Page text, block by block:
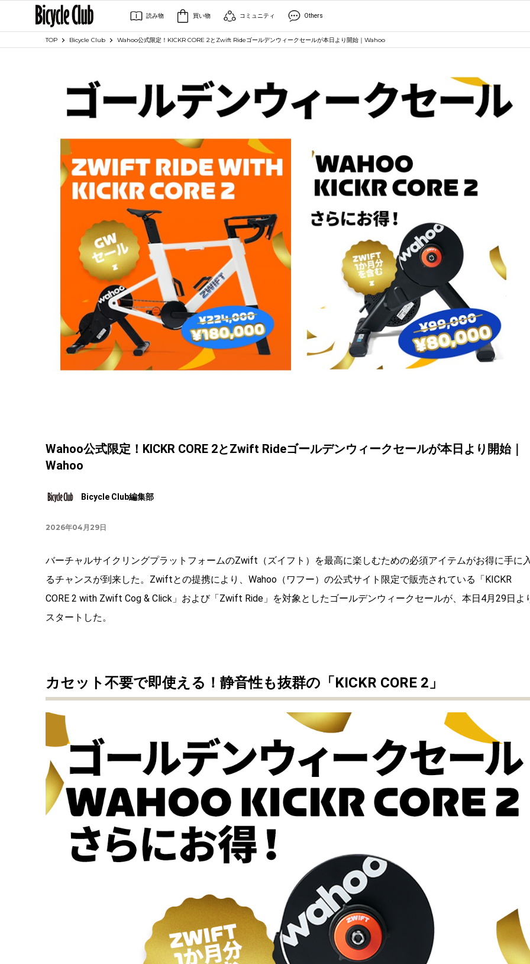
読み物 買い物 コミュニティ Others
TOP Bicycle Club Wahoo公式限定！KICKR CORE 2とZwift Rideゴールデンウィークセールが本日より開始｜Wahoo
Wahoo公式限定！KICKR CORE 2とZwift Rideゴールデンウィークセールが本日より開始｜
Wahoo
Bicycle Club編集部
2026年04月29日
バーチャルサイクリングプラットフォームのZwift（ズイフト）を最高に楽しむための必須アイテムがお得に手に
るチャンスが到来した。Zwiftとの提携により、Wahoo（ワフー）の公式サイト限定で販売されている「KICKR
CORE 2 with Zwift Cog & Click」および「Zwift Ride」を対象としたゴールデンウィークセールが、本日4月29日よ
スタートした。
カセット不要で即使える！静音性も抜群の「KICKR CORE 2」